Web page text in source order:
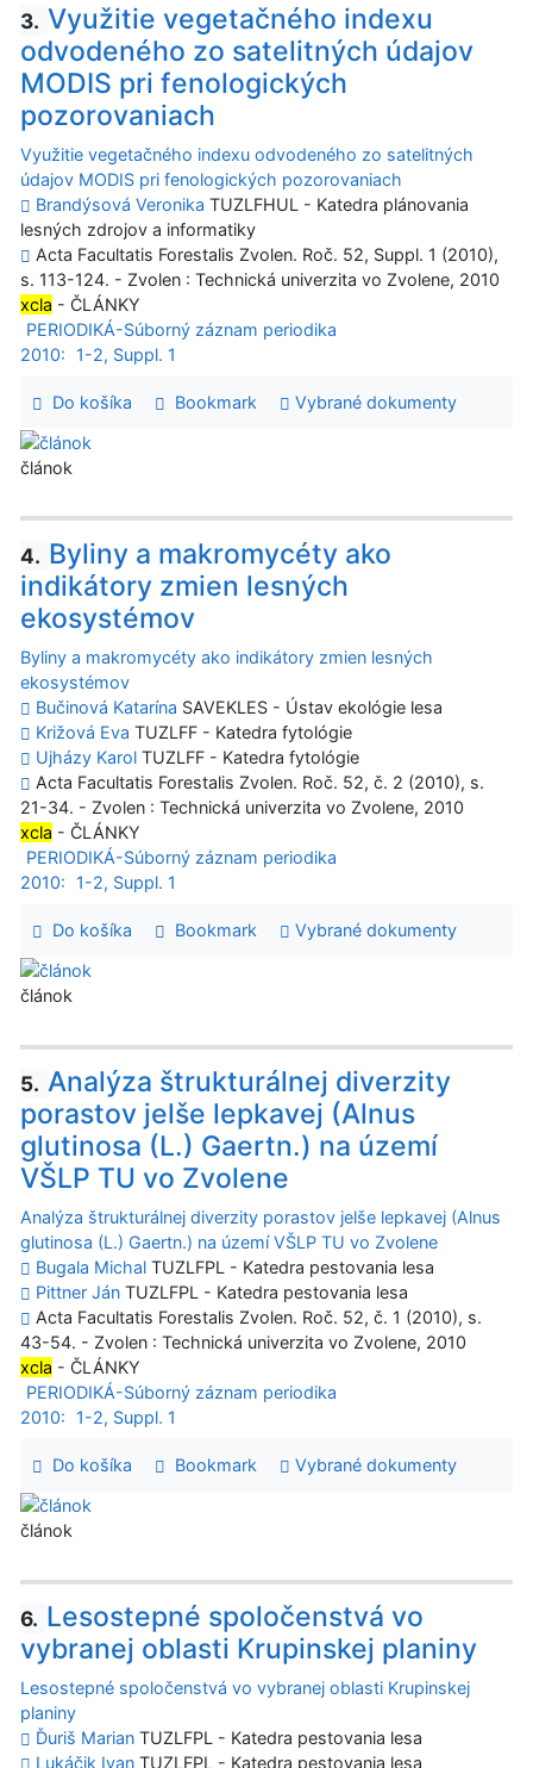
3. Využitie vegetačného indexu
odvodeného zo satelitných údajov
MODIS pri fenologických
pozorovaniach
Využitie vegetačného indexu odvodeného zo satelitných
údajov MODIS pri fenologických pozorovaniach
Brandýsová Veronika TUZLFHUL - Katedra plánovania
lesných zdrojov a informatiky
Acta Facultatis Forestalis Zvolen. Roč. 52, Suppl. 1 (2010),
s. 113-124. - Zvolen : Technická univerzita vo Zvolene, 2010
xcla - ČLÁNKY
PERIODIKÁ-Súborný záznam periodika
2010:
1-2, Suppl. 1
Do košíka Bookmark Vybrané dokumenty
článok
4. Byliny a makromycéty ako
indikátory zmien lesných
ekosystémov
Byliny a makromycéty ako indikátory zmien lesných
ekosystémov
Bučinová Katarína SAVEKLES - Ústav ekológie lesa
Križová Eva TUZLFF - Katedra fytológie
Ujházy Karol TUZLFF - Katedra fytológie
Acta Facultatis Forestalis Zvolen. Roč. 52, č. 2 (2010), s.
21-34. - Zvolen : Technická univerzita vo Zvolene, 2010
xcla - ČLÁNKY
PERIODIKÁ-Súborný záznam periodika
2010:
1-2, Suppl. 1
Do košíka Bookmark Vybrané dokumenty
článok
5. Analýza štrukturálnej diverzity
porastov jelše lepkavej (Alnus
glutinosa (L.) Gaertn.) na území
VŠLP TU vo Zvolene
Analýza štrukturálnej diverzity porastov jelše lepkavej (Alnus
glutinosa (L.) Gaertn.) na území VŠLP TU vo Zvolene
Bugala Michal TUZLFPL - Katedra pestovania lesa
Pittner Ján TUZLFPL - Katedra pestovania lesa
Acta Facultatis Forestalis Zvolen. Roč. 52, č. 1 (2010), s.
43-54. - Zvolen : Technická univerzita vo Zvolene, 2010
xcla - ČLÁNKY
PERIODIKÁ-Súborný záznam periodika
2010:
1-2, Suppl. 1
Do košíka Bookmark Vybrané dokumenty
článok
6. Lesostepné spoločenstvá vo
vybranej oblasti Krupinskej planiny
Lesostepné spoločenstvá vo vybranej oblasti Krupinskej
planiny
Ďuriš Marian TUZLFPL - Katedra pestovania lesa
Lukáčik Ivan TUZLFPL - Katedra pestovania lesa